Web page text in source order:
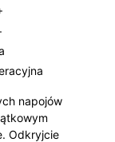
napojów
Odkryjcie